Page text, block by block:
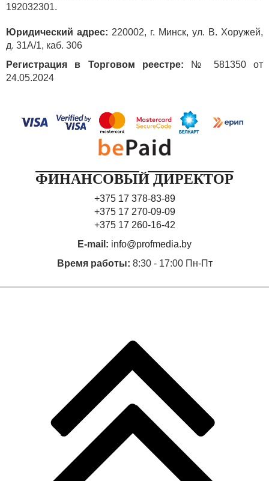
192032301.
Юридический адрес: 220002, г. Минск, ул. В. Хоружей,
д. 31А/1, каб. 306
Регистрация в Торговом реестре: № 581350 от
24.05.2024
ФИНАНСОВЫЙ ДИРЕКТОР
+375 17 378-83-89
+375 17 270-09-09
+375 17 260-16-42
E-mail: info@profmedia.by
Время работы: 8:30 - 17:00 Пн-Пт